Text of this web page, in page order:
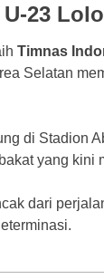
23
Timnas
Selatan
di Stadion
yang kini
dari